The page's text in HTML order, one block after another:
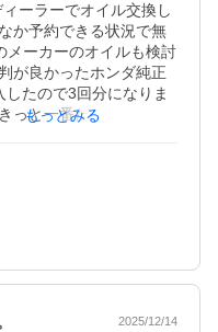
ーラーでオイル交換し
か予約できる状況で無
メーカーのオイルも検討
が良かったホンダ純正
たので3回分になりま
っと一番だと思いま
もっとみる
2025/12/14